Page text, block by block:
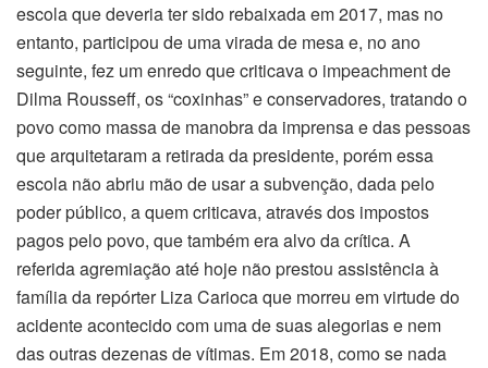
escola que deveria ter sido rebaixada em 2017, mas no
entanto, participou de uma virada de mesa e, no ano
seguinte, fez um enredo que criticava o impeachment de
Dilma Rousseff, os “coxinhas” e conservadores, tratando o
povo como massa de manobra da imprensa e das pessoas
que arquitetaram a retirada da presidente, porém essa
escola não abriu mão de usar a subvenção, dada pelo
poder público, a quem criticava, através dos impostos
pagos pelo povo, que também era alvo da crítica. A
referida agremiação até hoje não prestou assistência à
família da repórter Liza Carioca que morreu em virtude do
acidente acontecido com uma de suas alegorias e nem
das outras dezenas de vítimas. Em 2018, como se nada